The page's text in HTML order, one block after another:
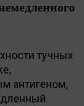
тучных
антигеном,